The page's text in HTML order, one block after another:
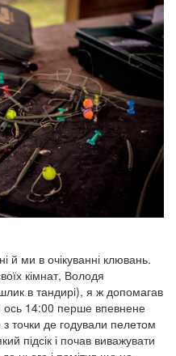
й ми в очікуванні клювань.
кімнат, Володя
в тандирі), я ж допомагав
ось 14:00 перше впевнене
точки де годували пелетом
підсік і почав виважувати